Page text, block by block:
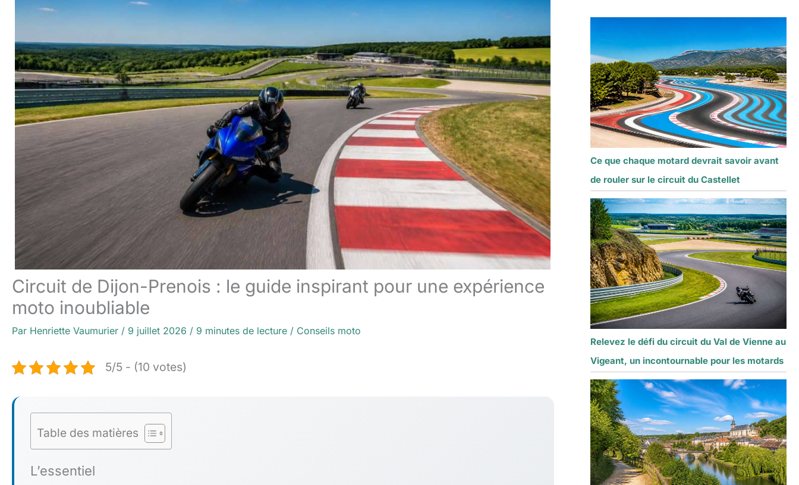
Circuit de Dijon-Prenois : le guide inspirant pour une expérience
moto inoubliable
Par Henriette Vaumurier / 9 juillet 2026 / 9 minutes de lecture / Conseils moto
5/5 - (10 votes)
Table des matières
L’essentiel
Ce que chaque motard devrait savoir avant
de rouler sur le circuit du Castellet
Relevez le défi du circuit du Val de Vienne au
Vigeant, un incontournable pour les motards